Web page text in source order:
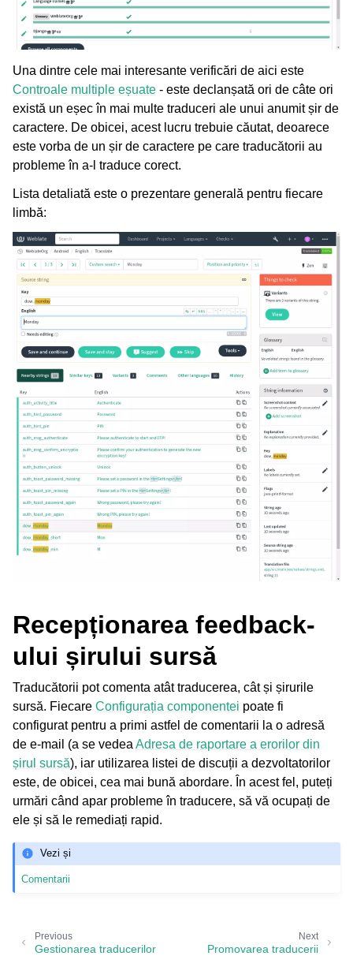
Una dintre cele mai interesante verificări de aici este
Controale multiple eșuate - este declanșată ori de câte ori
există un eșec în mai multe traduceri ale unui anumit șir de
caractere. De obicei, acest lucru trebuie căutat, deoarece
este vorba de un șir de caractere pe care traducătorii au
probleme în a-l traduce corect.
Lista detaliată este o prezentare generală pentru fiecare
limbă:
Recepționarea feedback-
ului șirului sursă
Traducătorii pot comenta atât traducerea, cât și șirurile
sursă. Fiecare Configurația componentei poate fi
configurat pentru a primi astfel de comentarii la o adresă
de e-mail (a se vedea Adresa de raportare a erorilor din
șirul sursă), iar utilizarea listei de discuții a dezvoltatorilor
este, de obicei, cea mai bună abordare. În acest fel, puteți
urmări când apar probleme în traducere, să vă ocupați de
ele și să le remediați rapid.
Vezi și
Comentarii
Next
Promovarea traducerii
Previous
Gestionarea traducerilor